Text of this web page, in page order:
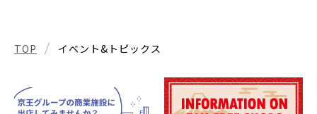
TOP イベント&トピックス